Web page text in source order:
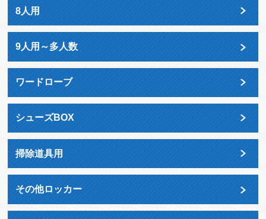
8人用
9人用～多人数
ワードローブ
シューズBOX
掃除道具用
その他ロッカー